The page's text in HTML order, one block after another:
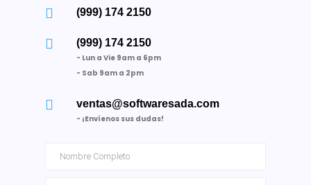
(999) 174 2150
(999) 174 2150
- Lun a Vie 9am a 6pm
- Sab 9am a 2pm
ventas@softwaresada.com
- ¡Envíenos sus dudas!